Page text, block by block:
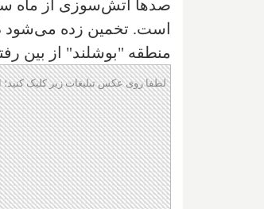
منطقه "بوشلند" از بین
لطفا روی عکس تبلیغات زیر کلیک